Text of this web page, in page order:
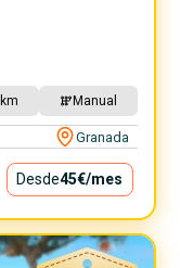
km Manual
Granada
Desde45€/mes